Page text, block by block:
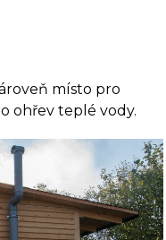
místo pro
ohřev teplé vody.